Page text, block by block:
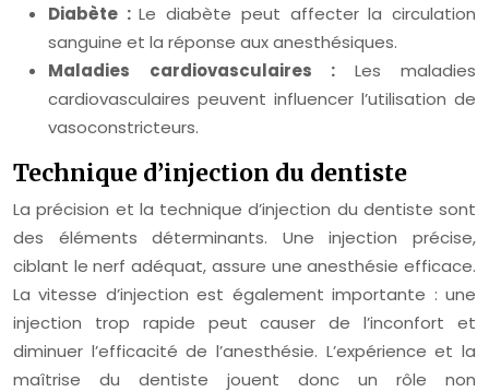
Diabète :Le diabète peut affecter la circulation
sanguine et la réponse aux anesthésiques.
Maladies cardiovasculaires : Les maladies
cardiovasculaires peuvent influencer l’utilisation de
vasoconstricteurs.
Technique d’injection du dentiste
La précision et la technique d’injection du dentiste sont
des éléments déterminants. Une injection précise,
ciblant le nerf adéquat, assure une anesthésie efficace.
La vitesse d’injection est également importante : une
injection trop rapide peut causer de l’inconfort et
diminuer l’efficacité de l’anesthésie. L’expérience et la
maîtrise du dentiste jouent donc un rôle non